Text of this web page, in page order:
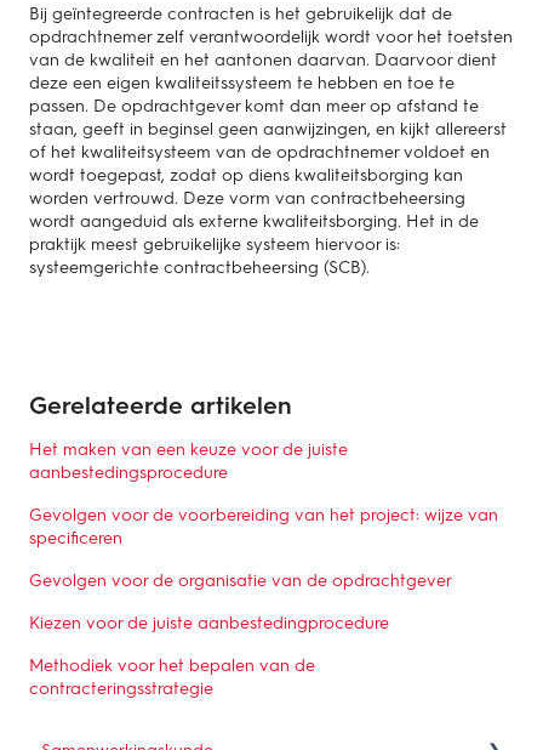
Bij geïntegreerde contracten is het gebruikelijk dat de
opdrachtnemer zelf verantwoordelijk wordt voor het toetsten
van de kwaliteit en het aantonen daarvan. Daarvoor dient
deze een eigen kwaliteitssysteem te hebben en toe te
passen. De opdrachtgever komt dan meer op afstand te
staan, geeft in beginsel geen aanwijzingen, en kijkt allereerst
of het kwaliteitsysteem van de opdrachtnemer voldoet en
wordt toegepast, zodat op diens kwaliteitsborging kan
worden vertrouwd. Deze vorm van contractbeheersing
wordt aangeduid als externe kwaliteitsborging. Het in de
praktijk meest gebruikelijke systeem hiervoor is:
systeemgerichte contractbeheersing (SCB).
Gerelateerde artikelen
Het maken van een keuze voor de juiste
aanbestedingsprocedure
Gevolgen voor de voorbereiding van het project: wijze van
specificeren
Gevolgen voor de organisatie van de opdrachtgever
Kiezen voor de juiste aanbestedingprocedure
Methodiek voor het bepalen van de
contracteringsstrategie